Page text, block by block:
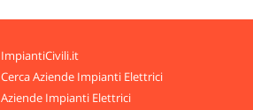
ImpiantiCivili.it
Cerca Aziende Impianti Elettrici
Aziende Impianti Elettrici